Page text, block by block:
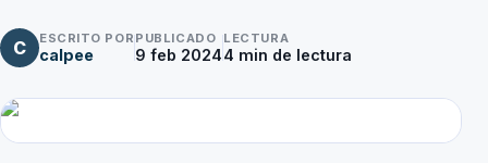
C ESCRITO POR
calpee
PUBLICADO
9 feb 2024
LECTURA
4 min de lectura